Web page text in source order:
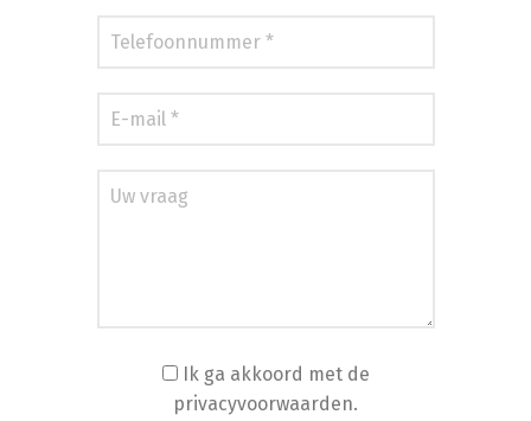
Ik ga akkoord met de
privacyvoorwaarden.